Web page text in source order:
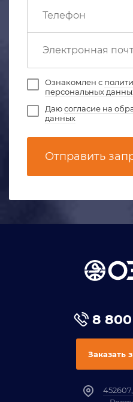
Ознакомлен с
персональных
Даюсогласие на
данных
Отправить
8 800
Заказать